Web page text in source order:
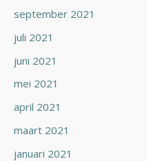
september 2021
juli 2021
juni 2021
mei 2021
april 2021
maart 2021
januari 2021